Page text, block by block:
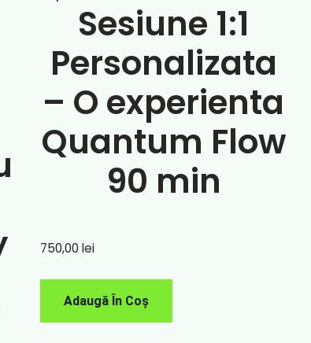
Sesiune 1:1
Personalizata
– O experienta
Quantum Flow
90 min
750,00 lei
Adaugă În Coș